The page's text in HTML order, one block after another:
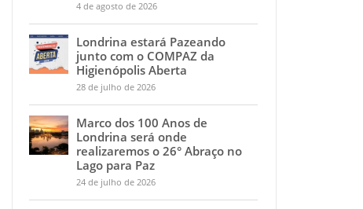
4 de agosto de 2026
Londrina estará Pazeando
junto com o COMPAZ da
Higienópolis Aberta
28 de julho de 2026
Marco dos 100 Anos de
Londrina será onde
realizaremos o 26° Abraço no
Lago para Paz
24 de julho de 2026